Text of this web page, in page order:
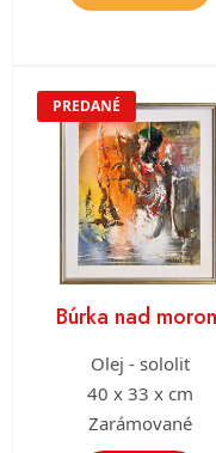
PREDANÉ
Búrka nad
Olej - sololit
40 x 33 x cm
Zarámované